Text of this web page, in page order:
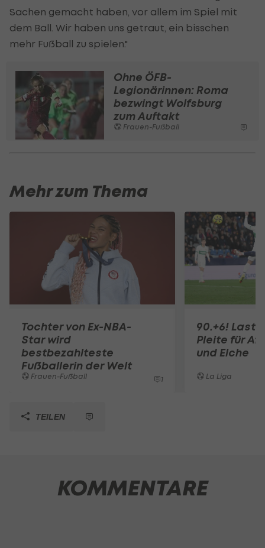
Sachen gemacht haben, vor allem im Spiel mit
dem Ball. Wir haben uns getraut, ein bisschen
mehr Fußball zu spielen."
Ohne ÖFB-
Legionärinnen: Roma
bezwingt Wolfsburg
zum Auftakt
Frauen-Fußball
Mehr zum Thema
Tochter von Ex-NBA-
Star wird
bestbezahlteste
Fußballerin der Welt
Frauen-Fußball 1
90.+6!
Pleite für
und Elche
La Liga
TEILEN
KOMMENTARE